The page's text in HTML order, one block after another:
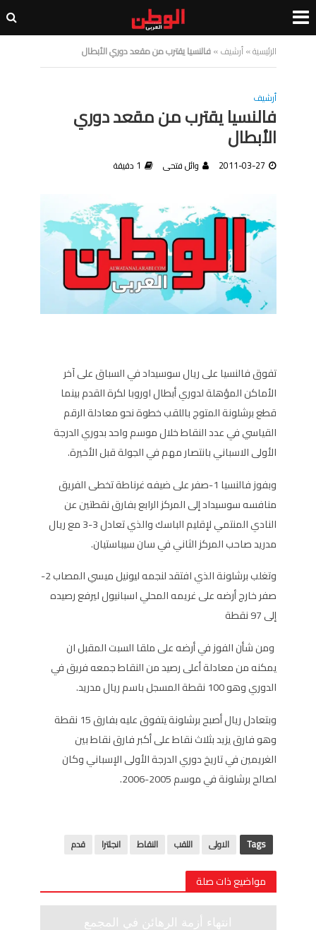
الرئيسية»أرشيف»فالنسيا يقترب من مقعد دوري الأبطال
أرشيف
فالنسيا يقترب من مقعد دوري
الأبطال
2011-03-27 وائل فتحى 1 دقيقة
تفوق فالنسيا على ريال سوسيداد في السباق على آخر
الأماكن المؤهلة لدوري أبطال اوروبا لكرة القدم بينما
قطع برشلونة المتوج باللقب خطوة نحو معادلة الرقم
القياسي في عدد النقاط خلال موسم واحد بدوري الدرجة
الأولى الاسباني بانتصار مهم في الجولة قبل الأخيرة.
وبفوز فالنسيا 1-صفر على ضيفه غرناطة تخطى الفريق
منافسه سوسيداد إلى المركز الرابع بفارق نقطتين عن
النادي المنتمي لإقليم الباسك والذي تعادل 3-3 مع ريال
مدريد صاحب المركز الثاني في سان سيباستيان.
وتغلب برشلونة الذي افتقد لنجمه ليونيل ميسي المصاب 2-
صفر خارج أرضه على غريمه المحلي اسبانيول ليرفع رصيده
إلى 97 نقطة
ومن شأن الفوز في أرضه على ملقا السبت المقبل ان
يمكنه من معادلة أعلى رصيد من النقاط جمعه فريق في
الدوري وهو 100 نقطة المسجل باسم ريال مدريد.
وبتعادل ريال أصبح برشلونة يتفوق عليه بفارق 15 نقطة
وهو فارق يزيد بثلاث نقاط على أكبر فارق نقاط بين
الغريمين في تاريخ دوري الدرجة الأولى الإسباني وكان
لصالح برشلونة في موسم 2005-2006.
Tags الاولى اللقب النقاط انجلترا قدم
مواضيع ذات صلة
انتهاء أزمة الرهائن في المجمع